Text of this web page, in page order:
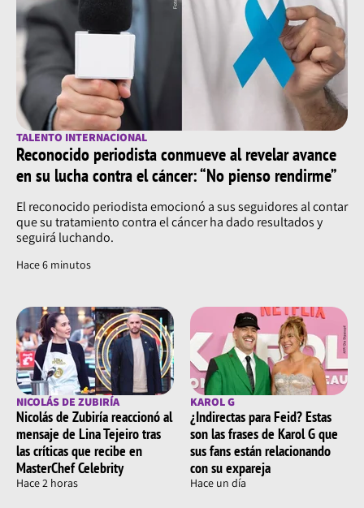
TALENTO INTERNACIONAL
Reconocido periodista conmueve al revelar avance
en su lucha contra el cáncer: “No pienso rendirme”
El reconocido periodista emocionó a sus seguidores al contar
que su tratamiento contra el cáncer ha dado resultados y
seguirá luchando.
Hace 6 minutos
NICOLÁS DE ZUBIRÍA
Nicolás de Zubiría reaccionó al
mensaje de Lina Tejeiro tras
las críticas que recibe en
MasterChef Celebrity
Hace 2 horas
KAROL G
¿Indirectas para Feid? Estas
son las frases de Karol G que
sus fans están relacionando
con su expareja
Hace un día